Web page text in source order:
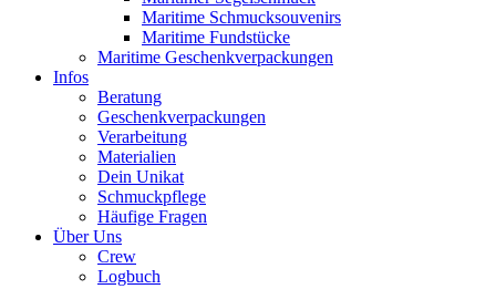
Maritime Schmucksouvenirs
Maritime Fundstücke
Maritime Geschenkverpackungen
Infos
Beratung
Geschenkverpackungen
Verarbeitung
Materialien
Dein Unikat
Schmuckpflege
Häufige Fragen
Über Uns
Crew
Logbuch